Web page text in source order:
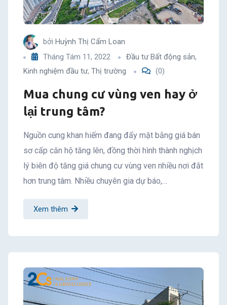
bởi Huỳnh Thị Cẩm Loan
Tháng Tám 11, 2022
Đầu tư Bất động sản,
Kinh nghiệm đầu tư, Thị trường (0)
Mua chung cư vùng ven hay ở
lại trung tâm?
Nguồn cung khan hiếm đang đẩy mặt bằng giá bán
sơ cấp căn hộ tăng lên, đồng thời hình thành nghịch
lý biên độ tăng giá chung cư vùng ven nhiều nơi đắt
hơn trung tâm. Nhiều chuyên gia dự báo,…
Xem thêm